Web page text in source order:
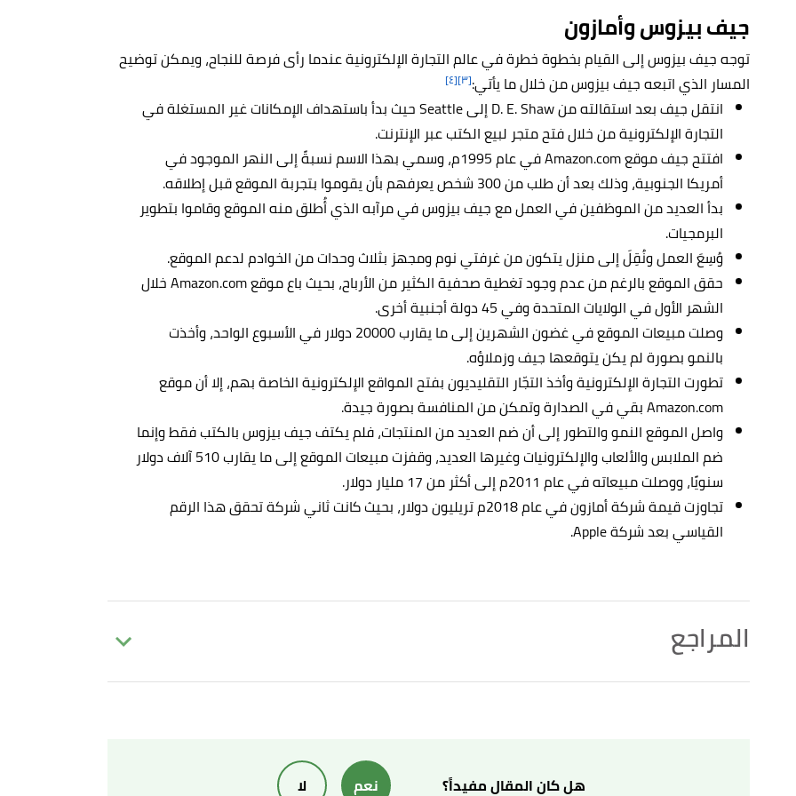
جيف بيزوس وأمازون
توجه جيف بيزوس إلى القيام بخطوة خطرة في عالم التجارة الإلكترونية عندما رأى فرصة للنجاح، ويمكن توضيح
المسار الذي اتبعه جيف بيزوس من خلال ما يأتي:[٣] [٤]
انتقل جيف بعد استقالته من D. E. Shaw إلى Seattle حيث بدأ باستهداف الإمكانات غير المستغلة في
التجارة الإلكترونية من خلال فتح متجر لبيع الكتب عبر الإنترنت.
افتتح جيف موقع Amazon.com في عام 1995م، وسمي بهذا الاسم نسبةً إلى النهر الموجود في
أمريكا الجنوبية، وذلك بعد أن طلب من 300 شخص يعرفهم بأن يقوموا بتجربة الموقع قبل إطلاقه.
بدأ العديد من الموظفين في العمل مع جيف بيزوس في مرآبه الذي أُطلق منه الموقع وقاموا بتطوير
البرمجيات.
وُسِعَ العمل ونُقِلَ إلى منزل يتكون من غرفتي نوم ومجهز بثلاث وحدات من الخوادم لدعم الموقع.
حقق الموقع بالرغم من عدم وجود تغطية صحفية الكثير من الأرباح، بحيث باع موقع Amazon.com خلال
الشهر الأول في الولايات المتحدة وفي 45 دولة أجنبية أخرى.
وصلت مبيعات الموقع في غضون الشهرين إلى ما يقارب 20000 دولار في الأسبوع الواحد، وأخذت
بالنمو بصورة لم يكن يتوقعها جيف وزملاؤه.
تطورت التجارة الإلكترونية وأخذ التجّار التقليديون بفتح المواقع الإلكترونية الخاصة بهم، إلا أن موقع
Amazon.com بقي في الصدارة وتمكن من المنافسة بصورة جيدة.
واصل الموقع النمو والتطور إلى أن ضم العديد من المنتجات، فلم يكتف جيف بيزوس بالكتب فقط وإنما
ضم الملابس والألعاب والإلكترونيات وغيرها العديد، وقفزت مبيعات الموقع إلى ما يقارب 510 آلاف دولار
سنويًا، ووصلت مبيعاته في عام 2011م إلى أكثر من 17 مليار دولار.
تجاوزت قيمة شركة أمازون في عام 2018م تريليون دولار، بحيث كانت ثاني شركة تحقق هذا الرقم
القياسي بعد شركة Apple.
المراجع
هل كان المقال مفيداً؟ نعم لا